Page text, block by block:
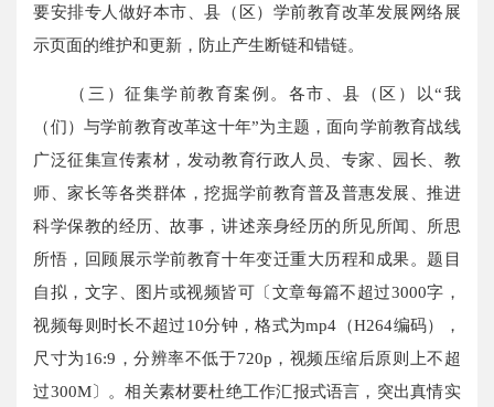
要安排专人做好本市、县（区）学前教育改革发展网络展
示页面的维护和更新，防止产生断链和错链。
（三）征集学前教育案例。各市、县（区）以“我
（们）与学前教育改革这十年”为主题，面向学前教育战线
广泛征集宣传素材，发动教育行政人员、专家、园长、教
师、家长等各类群体，挖掘学前教育普及普惠发展、推进
科学保教的经历、故事，讲述亲身经历的所见所闻、所思
所悟，回顾展示学前教育十年变迁重大历程和成果。题目
自拟，文字、图片或视频皆可〔文章每篇不超过3000字，
视频每则时长不超过10分钟，格式为mp4（H264编码），
尺寸为16:9，分辨率不低于720p，视频压缩后原则上不超
过300M〕。相关素材要杜绝工作汇报式语言，突出真情实